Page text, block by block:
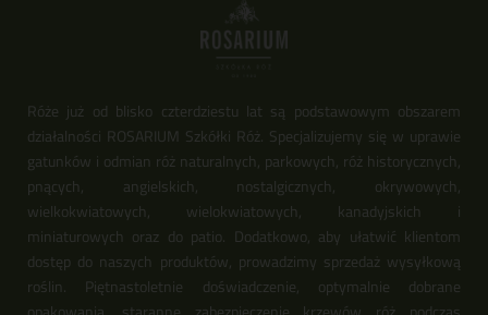
Róże już od blisko czterdziestu lat są podstawowym obszarem
działalności ROSARIUM Szkółki Róż. Specjalizujemy się w uprawie
gatunków i odmian róż naturalnych, parkowych, róż historycznych,
pnących, angielskich, nostalgicznych, okrywowych,
wielkokwiatowych, wielokwiatowych, kanadyjskich i
miniaturowych oraz do patio. Dodatkowo, aby ułatwić klientom
dostęp do naszych produktów, prowadzimy sprzedaż wysyłkową
roślin. Piętnastoletnie doświadczenie, optymalnie dobrane